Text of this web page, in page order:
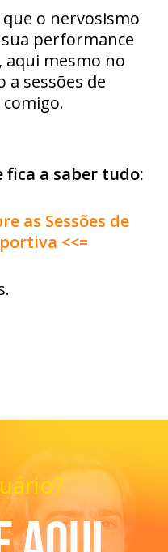
o nervosismo
performance
mesmo no
a sessões de
fica a saber tudo:
as Sessões de
<<=